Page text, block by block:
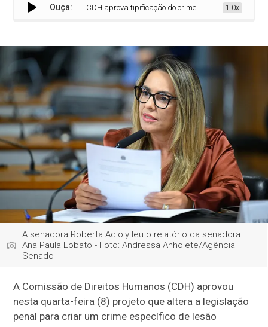
Ouça:CDH aprova tipificação do crime de lesão corporal em
1.0x
A senadora Roberta Acioly leu o relatório da senadora
Ana Paula Lobato - Foto: Andressa Anholete/Agência
Senado
A Comissão de Direitos Humanos (CDH) aprovou
nesta quarta-feira (8) projeto que altera a legislação
penal para criar um crime específico de lesão